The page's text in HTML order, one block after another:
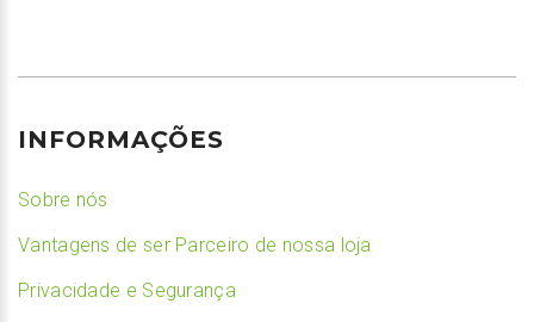
INFORMAÇÕES
Sobre nós
Vantagens de ser Parceiro de nossa loja
Privacidade e Segurança